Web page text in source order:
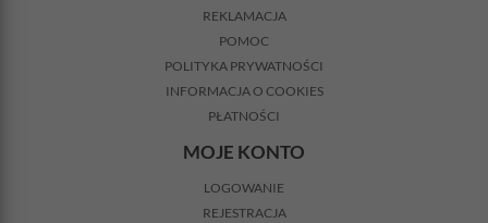
REKLAMACJA
POMOC
POLITYKA PRYWATNOŚCI
INFORMACJA O COOKIES
PŁATNOŚCI
MOJE KONTO
LOGOWANIE
REJESTRACJA